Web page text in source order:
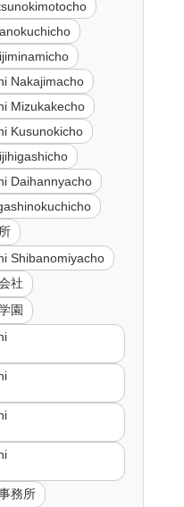
Nakajimacho
Mizukakecho
Kusunokicho
Daihannyacho
Shibanomiyacho
社
園
務所